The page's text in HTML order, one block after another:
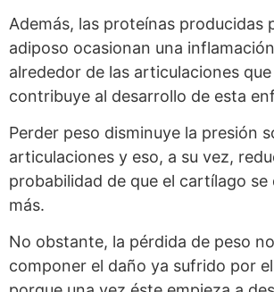
Además, las proteínas producidas
adiposo ocasionan una
alrededor de las articulaciones
contribuye al desarrollo de esta
Perder peso disminuye la presión
articulaciones y eso, a su vez,
probabilidad de que el cartílago se
más.
No obstante, la pérdida de peso
componer el daño ya sufrido por